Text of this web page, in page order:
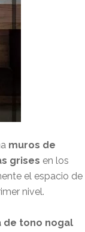
muros de
grises en los
el espacio de
nivel.
de tono nogal